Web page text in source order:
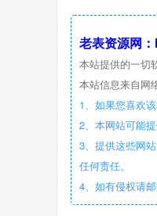
老表资源网
本站提供的一切
本站信息来自网
1、如果您喜欢
2、本网站可能
3、提供这些网
任何责任。
4、如有侵权请